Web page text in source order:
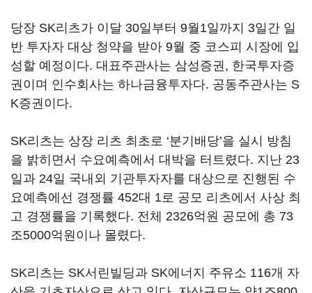
당장 SK리츠가 이달 30일부터 9월1일까지 3일간 일
반 투자자 대상 청약을 받아 9월 중 코스피 시장에 입
성할 예정이다. 대표주관사는 삼성증권, 한국투자증
권이며 인수회사는 하나금융투자다. 공동주관사는 S
K증권이다.
SK리츠는 상장 리츠 최초로 ‘분기배당’을 실시 방침
을 밝히면서 수요예측에서 대박을 터트렸다. 지난 23
일과 24일 국내외 기관투자자를 대상으로 진행된 수
요예측에선 경쟁률 452대 1로 공모 리츠에서 사상 최
고 경쟁률을 기록했다. 전체 2326억원 공모에 총 73
조5000억원이나 몰렸다.
SK리츠는 SK서린빌딩과 SK에너지 주유소 116개 자